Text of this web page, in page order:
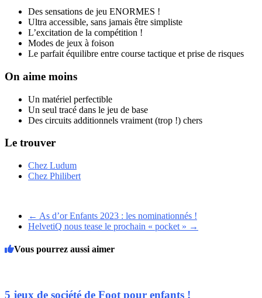
Des sensations de jeu ENORMES !
Ultra accessible, sans jamais être simpliste
L’excitation de la compétition !
Modes de jeux à foison
Le parfait équilibre entre course tactique et prise de risques
On aime moins
Un matériel perfectible
Un seul tracé dans le jeu de base
Des circuits additionnels vraiment (trop !) chers
Le trouver
Chez Ludum
Chez Philibert
← As d’or Enfants 2023 : les nominationnés !
HelvetiQ nous tease le prochain « pocket » →
Vous pourrez aussi aimer
5 jeux de société de Foot pour enfants !